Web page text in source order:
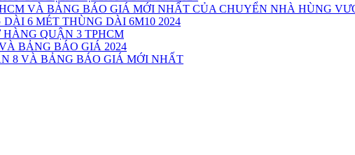
VÀ BẢNG BÁO GIÁ MỚI NHẤT CỦA CHUYỂN NHÀ HÙNG
6 MÉT THÙNG DÀI 6M10 2024
QUẬN 3 TPHCM
BẢNG BÁO GIÁ 2024
8 VÀ BẢNG BÁO GIÁ MỚI NHẤT